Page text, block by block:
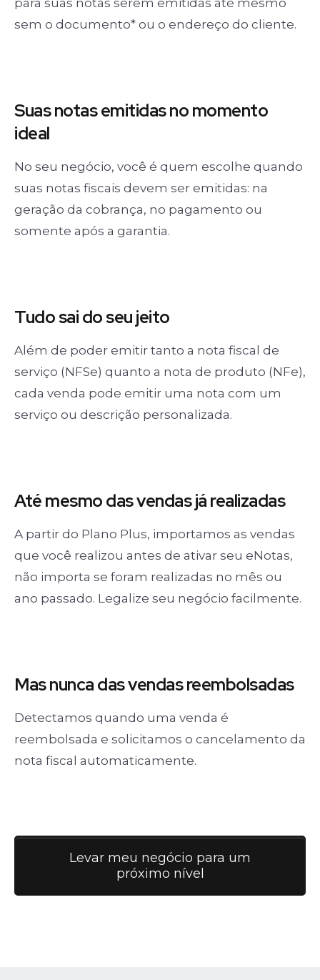
para suas notas serem emitidas até mesmo
sem o documento* ou o endereço do cliente.
Suas notasemitidas no momento
ideal
No seu negócio, você é quem escolhe quando
suas notas fiscais devem ser emitidas: na
geração da cobrança, no pagamento ou
somente após a garantia.
Tudo saido seu jeito
Além de poder emitir tanto a nota fiscal de
serviço (NFSe) quanto a nota de produto (NFe),
cada venda pode emitir uma nota com um
serviço ou descrição personalizada.
Até mesmo dasvendas já realizadas
A partir do Plano Plus, importamos as vendas
que você realizou antes de ativar seu eNotas,
não importa se foram realizadas no mês ou
ano passado. Legalize seu negócio facilmente.
Mas nuncadas vendasreembolsadas
Detectamos quando uma venda é
reembolsada e solicitamos o cancelamento da
nota fiscal automaticamente.
Levar meu negócio para um
próximo nível